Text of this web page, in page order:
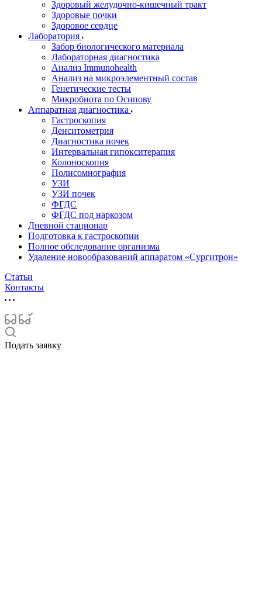
Здоровый желудочно-кишечный тракт
Здоровые почки
Здоровое сердце
Лаборатория
Забор биологического материала
Лабораторная диагностика
Анализ Immunohealth
Анализ на микроэлементный состав
Генетические тесты
Микробиота по Осипову
Аппаратная диагностика
Гастроскопия
Денситометрия
Диагностика почек
Интервальная гипокситерапия
Колоноскопия
Полисомнография
УЗИ
УЗИ почек
ФГДС
ФГДС под наркозом
Дневной стационар
Подготовка к гастроскопии
Полное обследование организма
Удаление новообразований аппаратом «Сургитрон»‎
Статьи
Контакты
Подать заявку